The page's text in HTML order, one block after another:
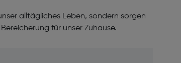
alltägliches Leben, sondern sorgen
für unser Zuhause.